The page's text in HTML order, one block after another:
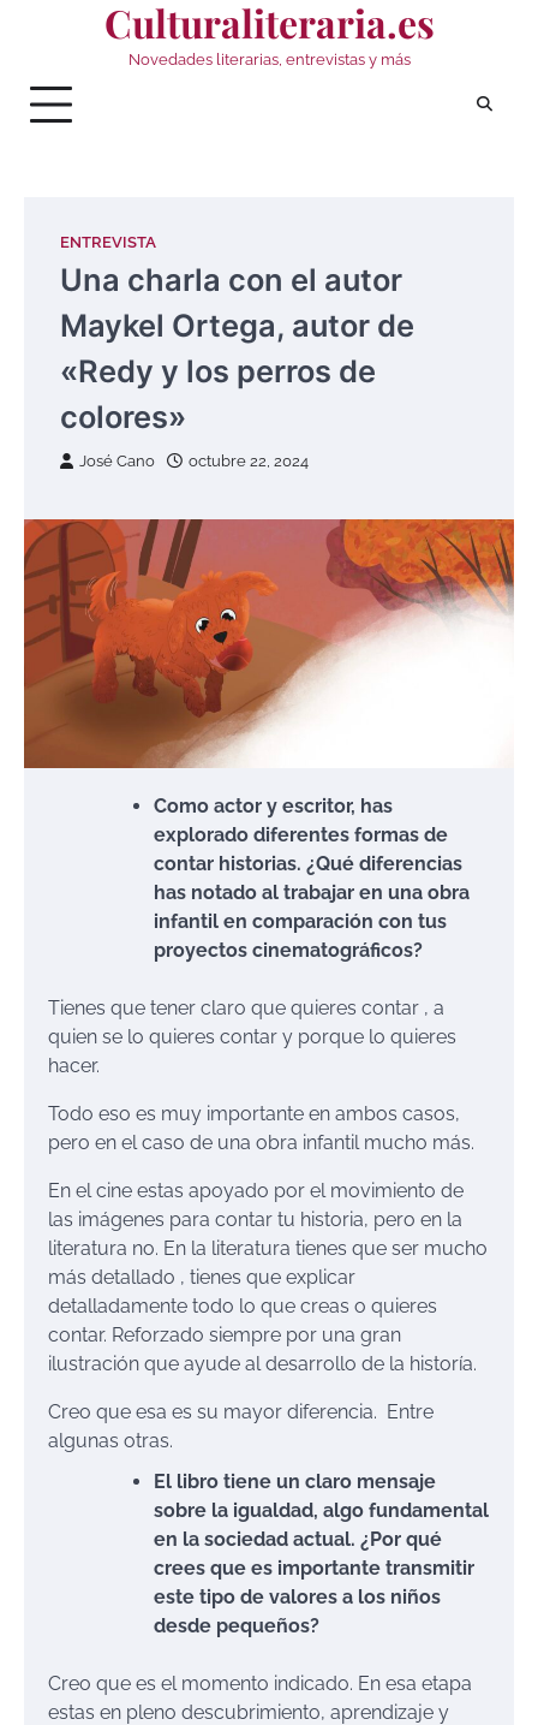
Culturaliteraria.es
Novedades literarias, entrevistas y más
ENTREVISTA
Una charla con el autor
Maykel Ortega, autor de
«Redy y los perros de
colores»
José Cano octubre 22, 2024
Como actor y escritor, has
explorado diferentes formas de
contar historias. ¿Qué diferencias
has notado al trabajar en una obra
infantil en comparación con tus
proyectos cinematográficos?
Tienes que tener claro que quieres contar , a
quien se lo quieres contar y porque lo quieres
hacer.
Todo eso es muy importante en ambos casos,
pero en el caso de una obra infantil mucho más.
En el cine estas apoyado por el movimiento de
las imágenes para contar tu historia, pero en la
literatura no. En la literatura tienes que ser mucho
más detallado , tienes que explicar
detalladamente todo lo que creas o quieres
contar. Reforzado siempre por una gran
ilustración que ayude al desarrollo de la historía.
Creo que esa es su mayor diferencia. Entre
algunas otras.
El libro tiene un claro mensaje
sobre la igualdad, algo fundamental
en la sociedad actual. ¿Por qué
crees que es importante transmitir
este tipo de valores a los niños
desde pequeños?
Creo que es el momento indicado. En esa etapa
estas en pleno descubrimiento, aprendizaje y